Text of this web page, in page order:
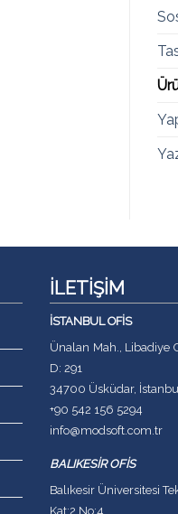
İLETİŞİM
İSTANBUL OFİS
Ünalan Mah., Libadiye
D: 291
34700 Üsküdar,
+90 542 156 5294
info@modsoft.com.tr
BALIKESİR OFİS
Balıkesir Üniversitesi
Kat:2 No:4